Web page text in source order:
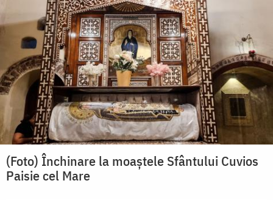
(Foto) Închinare la moaștele Sfântului Cuvios
Paisie cel Mare